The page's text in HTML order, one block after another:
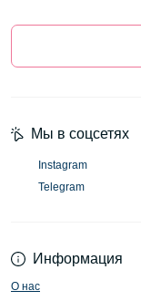
Информация
О нас
Мы в соцсетях
Instagram
Telegram